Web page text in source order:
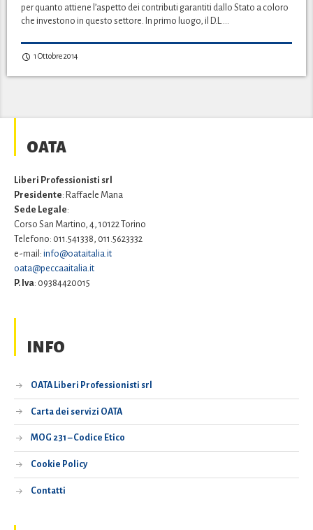
per quanto attiene l’aspetto dei contributi garantiti dallo Stato a coloro
che investono in questo settore. In primo luogo, il D.L….
1 Ottobre 2014
OATA
Liberi Professionisti srl
Presidente: Raffaele Mana
Sede Legale:
Corso San Martino, 4, 10122 Torino
Telefono: 011.541338, 011.5623332
e-mail: info@oataitalia.it
oata@peccaaitalia.it
P. Iva: 09384420015
INFO
OATA Liberi Professionisti srl
Carta dei servizi OATA
MOG 231 – Codice Etico
Cookie Policy
Contatti